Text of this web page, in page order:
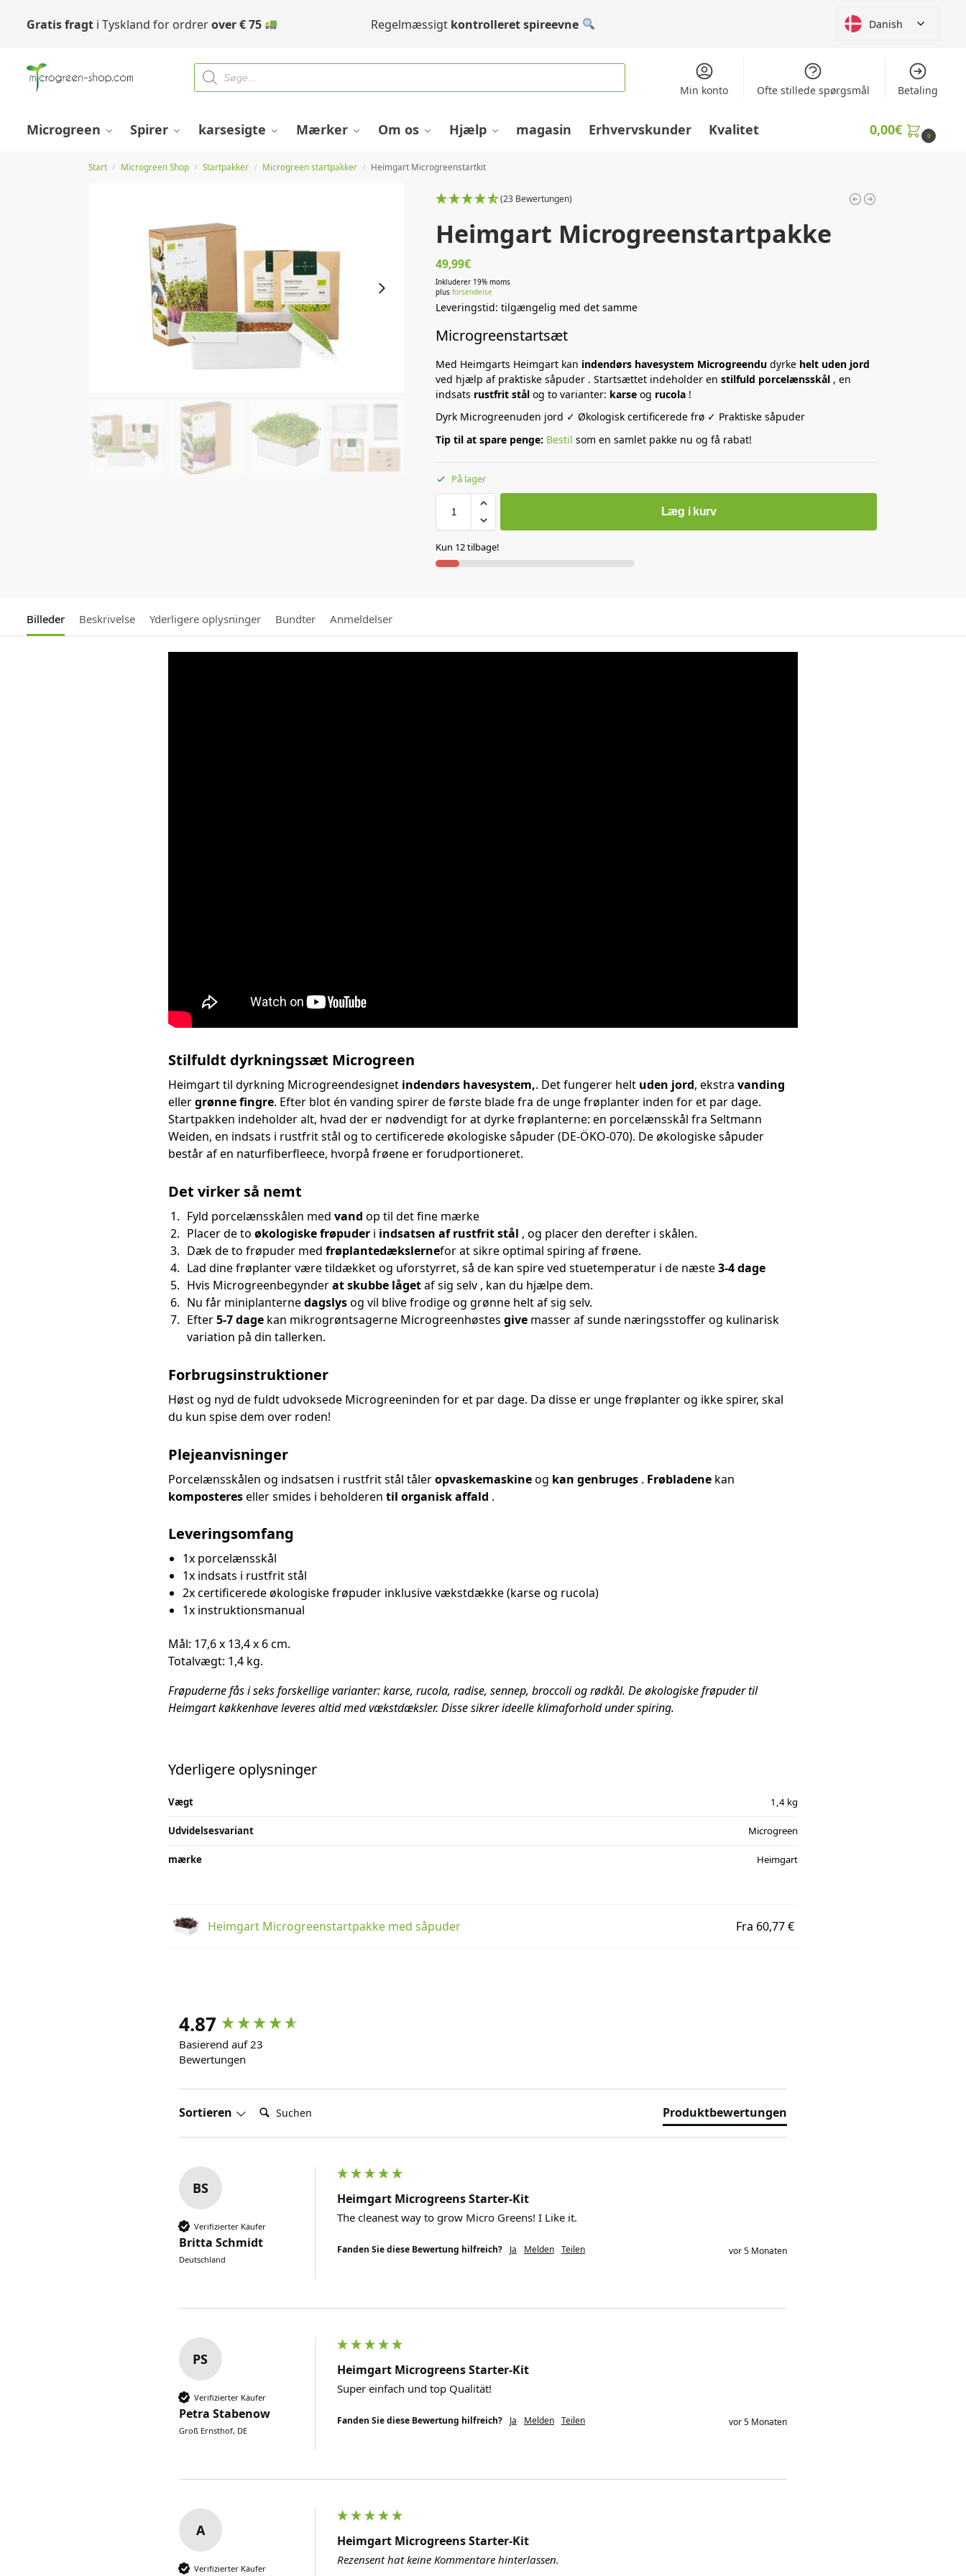
Gratis fragti Tyskland for ordrerover€75 Regelmæssigt kontrolleret spireevne Danish
Min konto Ofte stillede spørgsmål Betaling
Microgreen Spirer karsesigte Mærker Om os Hjælp magasin Erhvervskunder Kvalitet 0,00€ 0
Start / Microgreen Shop / Startpakker / Microgreen startpakker / Heimgart Microgreenstartkit
(23 Bewertungen)
Heimgart Microgreenstartpakke
49,99€
Inkluderer 19% moms
plusforsendelse
Leveringstid: tilgængelig med det samme
Microgreenstartsæt
Med Heimgarts Heimgart kan indendørs havesystem Microgreendu dyrke helt uden jord
ved hjælp af praktiske såpuder . Startsættet indeholder enstilfuld porcelænsskål , en
indsats rustfrit stål og to varianter: karse og rucola !
Dyrk Microgreenuden jord ✓ Økologisk certificerede frø ✓ Praktiske såpuder
Tip til at spare penge: Bestil som en samlet pakke nu og få rabat!
På lager
Læg i kurv
Kun 12 tilbage!
Billeder Beskrivelse Yderligere oplysninger Bundter Anmeldelser
Stilfuldt dyrkningssæt Microgreen
Heimgart til dyrkning Microgreendesignet indendørs havesystem,. Det fungerer helt uden jord, ekstra vanding
ellergrønne fingre. Efter blot én vanding spirer de første blade fra de unge frøplanter inden for et par dage.
Startpakken indeholder alt, hvad der er nødvendigt for at dyrke frøplanterne: en porcelænsskål fra Seltmann
Weiden, en indsats i rustfrit stål og to certificerede økologiske såpuder (DE-ÖKO-070). De økologiske såpuder
består af en naturfiberfleece, hvorpå frøene er forudportioneret.
Det virker så nemt
Fyld porcelænsskålen med vand op til det fine mærke
Placer de to økologiske frøpuderi indsatsen af ​​rustfrit stål , og placer den derefter i skålen.
Dæk de to frøpuder med frøplantedækslernefor at sikre optimal spiring af frøene.
Lad dine frøplanter være tildækket og uforstyrret, så de kan spire ved stuetemperatur i de næste3-4 dage
Hvis Microgreenbegynderat skubbe lågetaf sig selv , kan du hjælpe dem.
Nu får miniplanternedagslysog vil blive frodige og grønne helt af sig selv.
Efter5-7 dagekan mikrogrøntsagerne Microgreenhøstes givemasser af sunde næringsstoffer og kulinarisk
variation på din tallerken.
Forbrugsinstruktioner
Høst og nyd de fuldt udvoksede Microgreeninden for et par dage. Da disse er unge frøplanter og ikke spirer, skal
du kun spise dem over roden!
Plejeanvisninger
Porcelænsskålen og indsatsen i rustfrit stål tåleropvaskemaskineog kan genbruges. Frøbladenekan
kompostereseller smides i beholderen til organisk affald .
Leveringsomfang
1x porcelænsskål
1x indsats i rustfrit stål
2x certificerede økologiske frøpuder inklusive vækstdække (karse og rucola)
1x instruktionsmanual
Mål: 17,6 x 13,4 x 6 cm.
Totalvægt: 1,4 kg.
Frøpuderne fås i seks forskellige varianter: karse, rucola, radise, sennep, broccoli og rødkål. De økologiske frøpuder til
Heimgart køkkenhave leveres altid med vækstdæksler. Disse sikrer ideelle klimaforhold under spiring.
Yderligere oplysninger
Vægt 1,4 kg
Udvidelsesvariant Microgreen
mærke Heimgart
Heimgart Microgreenstartpakke med såpuder Fra 60,77 €
4.87
Basierend auf 23
Bewertungen
Sortieren Suchen: Produktbewertungen
BS
Verifizierter Käufer
Britta Schmidt
Deutschland
Heimgart Microgreens Starter-Kit
The cleanest way to grow Micro Greens! I Like it.
Fanden Sie diese Bewertung hilfreich? Ja Melden Teilen vor 5 Monaten
PS
Verifizierter Käufer
Petra Stabenow
Groß Ernsthof, DE
Heimgart Microgreens Starter-Kit
Super einfach und top Qualität!
Fanden Sie diese Bewertung hilfreich? Ja Melden Teilen vor 5 Monaten
A
Verifizierter Käufer
Heimgart Microgreens Starter-Kit
Rezensent hat keine Kommentare hinterlassen.